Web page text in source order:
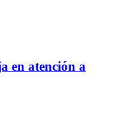
en atención a